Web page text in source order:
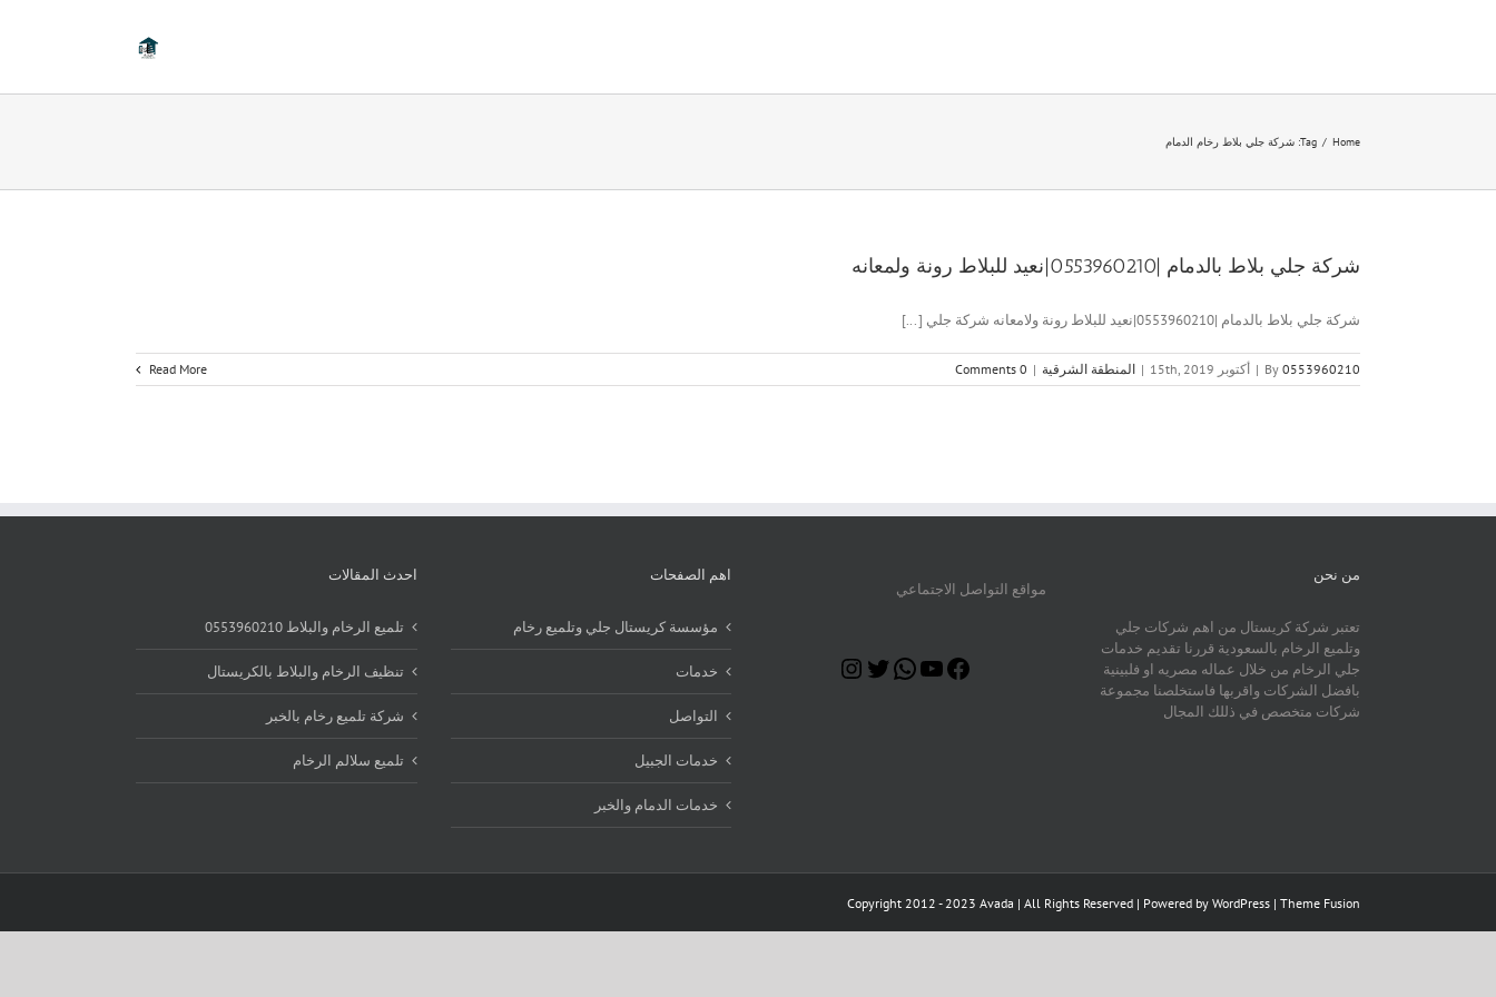
Home
/
Tag: شركة جلي بلاط رخام الدمام
شركة جلي بلاط بالدمام |0553960210|نعيد للبلاط رونة ولمعانه
شركة جلي بلاط بالدمام |0553960210|نعيد للبلاط رونة ولامعانه شركة جلي [...]
By 0553960210
| أكتوبر 15th, 2019 | المنطقة الشرقية |
0 Comments
Read More
من نحن
تعتبر شركة كريستال من اهم شركات جلي
وتلميع الرخام بالسعودية قررنا تقديم خدمات
جلي الرخام من خلال عماله مصريه او فلبينية
بافضل الشركات واقربها فاستخلصنا مجموعة
شركات متخصص في ذللك المجال
مواقع التواصل الاجتماعي
Facebook
YouTube
WhatsApp
Twitter
اهم الصفحات
مؤسسة كريستال جلي وتلميع رخام
خدمات
التواصل
خدمات الجبيل
خدمات الدمام والخبر
احدث المقالات
تلميع الرخام والبلاط 0553960210
تنظيف الرخام والبلاط بالكريستال
شركة تلميع رخام بالخبر
تلميع سلالم الرخام
Copyright 2012 - 2023 Avada | All Rights Reserved | Powered by WordPress | Theme Fusion